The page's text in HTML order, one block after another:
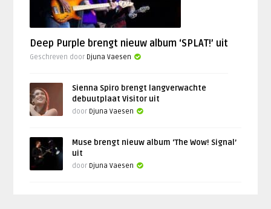
Deep Purple brengt nieuw album ‘SPLAT!’ uit
Geschreven door Djuna Vaesen
Sienna Spiro brengt langverwachte
debuutplaat Visitor uit
door Djuna Vaesen
Muse brengt nieuw album ‘The Wow! Signal’
uit
door Djuna Vaesen